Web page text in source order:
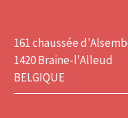
161 chaussée
1420 Braine-l'Alleud
BELGIQUE